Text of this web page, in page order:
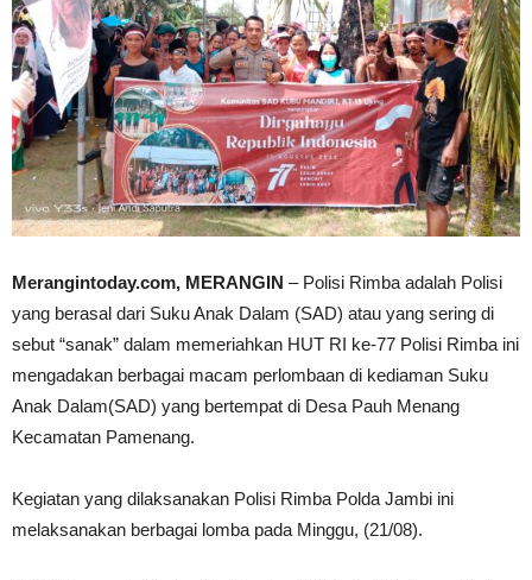
Merangintoday.com, MERANGIN – Polisi Rimba adalah Polisi
yang berasal dari Suku Anak Dalam (SAD) atau yang sering di
sebut “sanak” dalam memeriahkan HUT RI ke-77 Polisi Rimba ini
mengadakan berbagai macam perlombaan di kediaman Suku
Anak Dalam(SAD) yang bertempat di Desa Pauh Menang
Kecamatan Pamenang.
Kegiatan yang dilaksanakan Polisi Rimba Polda Jambi ini
melaksanakan berbagai lomba pada Minggu, (21/08).